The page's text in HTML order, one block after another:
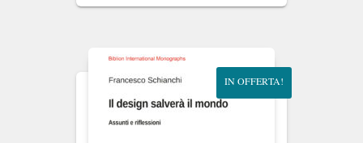
originaleattuale
IN OFFERTA!